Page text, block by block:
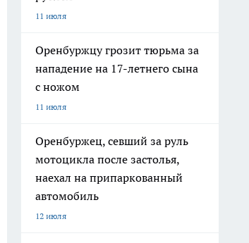
11 июля
Оренбуржцу грозит тюрьма за
нападение на 17-летнего сына
с ножом
11 июля
Оренбуржец, севший за руль
мотоцикла после застолья,
наехал на припаркованный
автомобиль
12 июля